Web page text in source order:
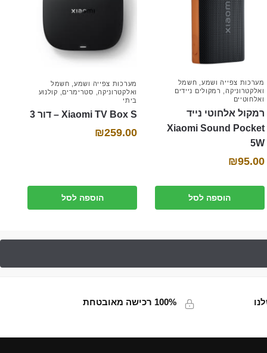
מערכות צפייה ושמע, חשמל
ואלקטרוניקה, רמקולים ניידים
ואלחוטיים
רמקול אלחוטי נייד
Xiaomi Sound Pocket
5W
₪95.00
הוספה לסל
מערכות צפייה ושמע, חשמל
ואלקטרוניקה, סטרימרים
קולנוע
ביתי
Xiaomi TV Box S – דור 3
₪259.00
הוספה לסל
100% רכישה מאובטחת